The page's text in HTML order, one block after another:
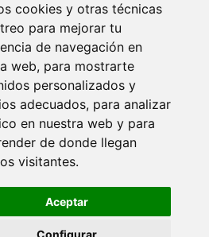
cookies y otras técnicas
para mejorar tu
de navegación en
web, para mostrarte
personalizados y
adecuados, para analizar
en nuestra web y para
de donde llegan
visitantes.
Aceptar
Configurar
un árbol. Leer más Quiénes